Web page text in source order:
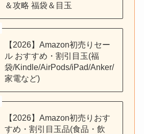
＆攻略 福袋＆目玉
【2026】Amazon初売りセー
ル おすすめ・割引目玉(福
袋/Kindle/AirPods/iPad/Anker/
家電など)
【2026】Amazon初売りおす
すめ・割引目玉品(食品・飲